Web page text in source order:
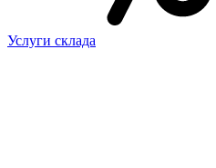
Услуги склада